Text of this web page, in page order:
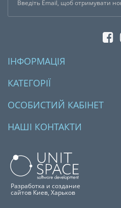
ІНФОРМАЦІЯ
КАТЕГОРІЇ
ОСОБИСТИЙ КАБІНЕТ
НАШІ КОНТАКТИ
Разработка и создание
сайтов Киев, Харьков